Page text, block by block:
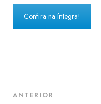
Confira na íntegra!
ANTERIOR